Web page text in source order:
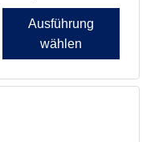
Ausführung
wählen